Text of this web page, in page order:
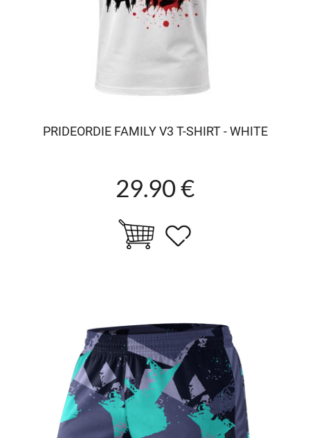
PRIDEORDIE FAMILY V3 T-SHIRT - WHITE
29.90 €